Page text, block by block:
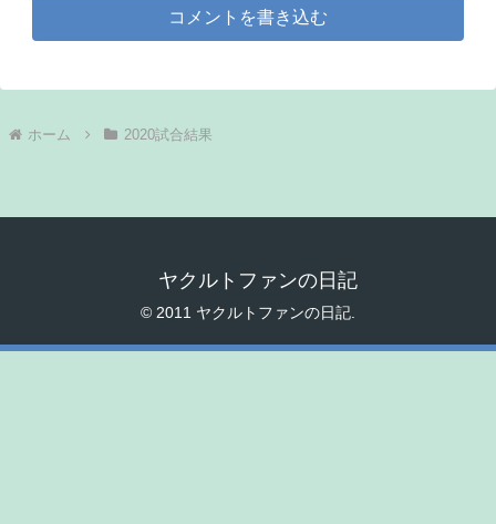
コメントを書き込む
ホーム 2020試合結果
ヤクルトファンの日記
© 2011 ヤクルトファンの日記.